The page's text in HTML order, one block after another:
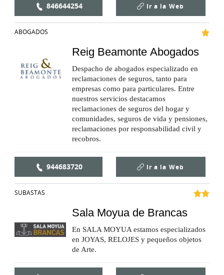
846644254 Ir a la Web
ABOGADOS
Reig Beamonte Abogados
Despacho de abogados especializado en
reclamaciones de seguros, tanto para
empresas como para particulares. Entre
nuestros servicios destacamos
reclamaciones de seguros del hogar y
comunidades, seguros de vida y pensiones,
reclamaciones por responsabilidad civil y
recobros.
944683720 Ir a la Web
SUBASTAS
Sala Moyua de Brancas
En SALA MOYUA estamos especializados
en JOYAS, RELOJES y pequeños objetos
de Arte.